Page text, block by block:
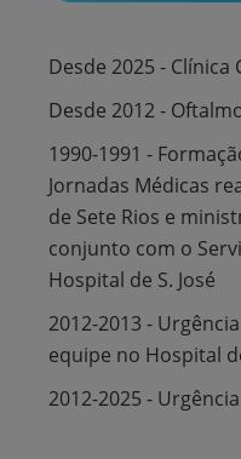
Desde 2025 - Clínica
Desde 2012 -
1990-1991 -
Jornadas Médicas
de Sete Rios e
conjunto com o
Hospital de S. José
2012-2013 -
equipe no Hospital
2012-2025 -